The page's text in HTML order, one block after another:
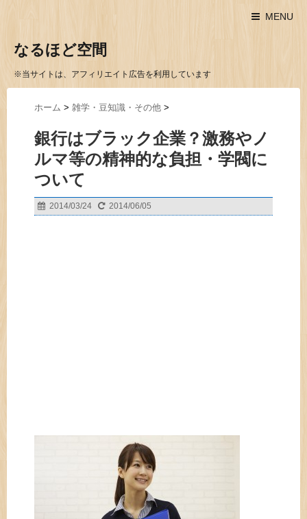
MENU
なるほど空間
※当サイトは、アフィリエイト広告を利用しています
ホーム > 雑学・豆知識・その他 >
銀行はブラック企業？激務やノ
ルマ等の精神的な負担・学閥に
ついて
2014/03/24 2014/06/05